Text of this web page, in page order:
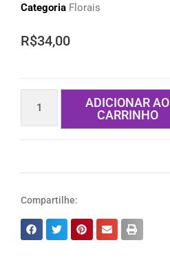
Categoria Florais
R$34,00
ADICIONAR AO
CARRINHO
Compartilhe: